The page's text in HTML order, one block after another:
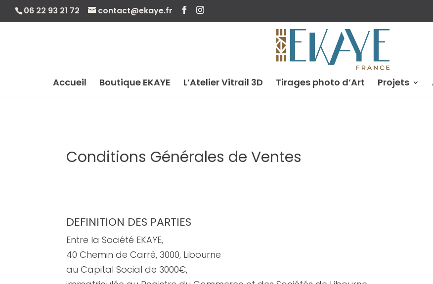
06 22 93 21 72 contact@ekaye.fr
Accueil Boutique EKAYE L’Atelier Vitrail 3D Tirages photo d’Art Projets
Conditions Générales de Ventes
DEFINITION DES PARTIES
Entre la Société EKAYE,
40 Chemin de Carré, 3000, Libourne
au Capital Social de 3000€,